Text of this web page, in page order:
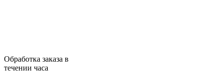
Обработка заказа в
течении часа